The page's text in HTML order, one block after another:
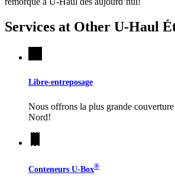
Services at Other U-Haul
Libre-entreposage
Nous offrons la plus grande
Nord!
Conteneurs U-Box®